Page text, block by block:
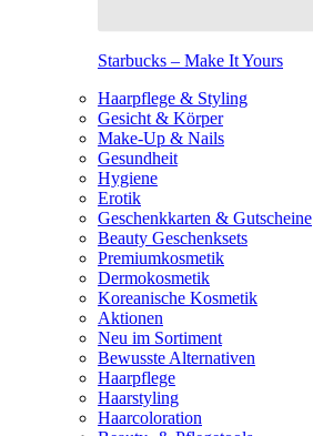
Starbucks – Make It Yours
Haarpflege & Styling
Gesicht & Körper
Make-Up & Nails
Gesundheit
Hygiene
Erotik
Geschenkkarten & Gutscheine
Beauty Geschenksets
Premiumkosmetik
Dermokosmetik
Koreanische Kosmetik
Aktionen
Neu im Sortiment
Bewusste Alternativen
Haarpflege
Haarstyling
Haarcoloration